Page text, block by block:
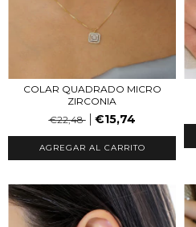
COLAR QUADRADO MICRO
ZIRCONIA
€22,48
€15,74
AGREGAR AL CARRITO